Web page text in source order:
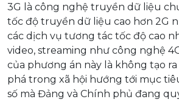
3G là công nghệ truyền dữ liệu
tốc độ truyền dữ liệu cao hơn 2G
các dịch vụ tương tác tốc độ cao
video, streaming như công nghệ
của phương án này là không tạo
phá trong xã hội hướng tới mục
số mà Đảng và Chính phủ đang